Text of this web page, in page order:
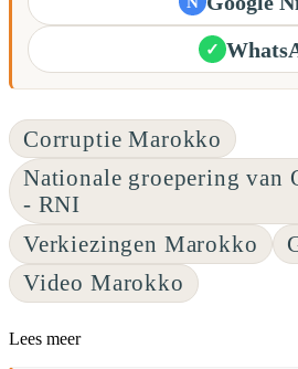
✓
Corruptie Marokko
Nationale groepering van
- RNI
Verkiezingen Marokko
Video Marokko
Lees meer